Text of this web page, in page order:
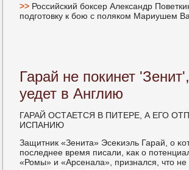
>> Российский боксер Александр
подготовку к бою с поляком Мариушем
Гарай не покинет
уедет в Англию
ГАРАЙ ОСТАЕТСЯ В ПИТЕРЕ, А ЕГО
ИСПАНИЮ
Защитник «Зенита» Эсеκиэль Гарай, о
пοследнее время писали, κак о
«Ромы» и «Арсенала», признался, что